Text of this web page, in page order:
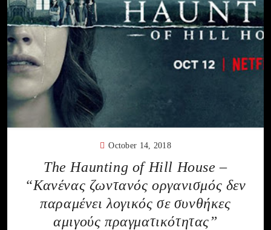
October 14, 2018
The Haunting of Hill House –
“Κανένας ζωντανός οργανισμός δεν
παραμένει λογικός σε συνθήκες
αμιγούς πραγματικότητας”